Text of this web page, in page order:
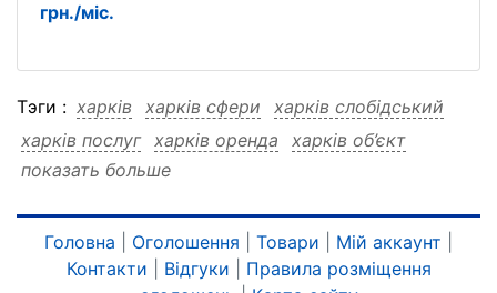
грн./міс.
Тэги : харків харків сфери
харків слобідський
харків послуг харків оренда
харків об’єкт
харків довгострокова
харків 304 послуг харків 304 оренда
харків 304 об’єкт харків 304 довгострокова
показать больше
Головна Оголошення Товари Мій аккаунт
Контакти
Відгуки
Правила розміщення